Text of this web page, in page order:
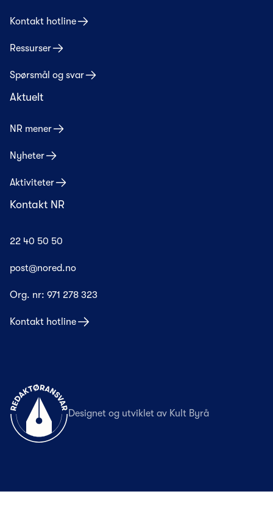
Kontakt hotline
Ressurser
Spørsmål og svar
Aktuelt
NR mener
Nyheter
Aktiviteter
Kontakt NR
22 40 50 50
post@nored.no
Org. nr: 971 278 323
Kontakt hotline
Til forsiden
Designet og utviklet av Kult Byrå